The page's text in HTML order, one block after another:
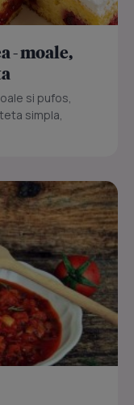
- moale,
si pufos,
simpla,